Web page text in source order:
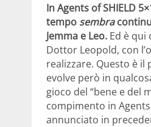
In Agents of SHIELD
tempo sembra
Jemma e Leo. Ed è qui
Dottor Leopold, con
realizzare. Questo è
evolve però in
gioco del “bene e del
compimento in
annunciato in